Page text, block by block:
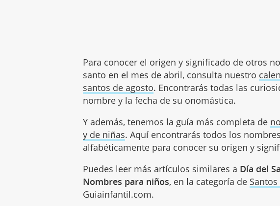
Para conocer el origen y significado de otros
santo en el mes de abril, consulta nuestro
santos de agosto. Encontrarás todas las
nombre y la fecha de su onomástica.
Y además, tenemos la guía más completa de
y de niñas. Aquí encontrarás todos los
alfabéticamente para conocer su origen y
Puedes leer más artículos similares a Día del
Nombres para niños, en la categoría de
Guiainfantil.com.